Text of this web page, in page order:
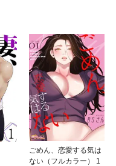
ごめん、恋愛する気は
ない（フルカラー） 1